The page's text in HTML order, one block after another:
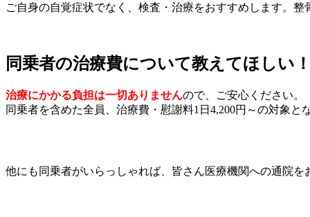
ご自身の自覚症状でなく、検査・治療をおすすめします。
同乗者の治療費について教えてほしい
治療にかかる負担は一切ありませんので、ご安心ください。
同乗者を含めた全員、治療費・慰謝料1日4,200円～の対象と
他にも同乗者がいらっしゃれば、皆さん医療機関への通院を